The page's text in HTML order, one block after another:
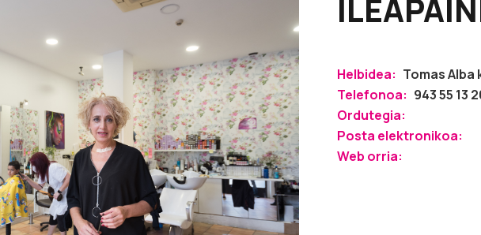
Helbidea: Tomas Alba
Telefonoa: 943 55 13
Ordutegia:
Posta elektronikoa:
Web orria: